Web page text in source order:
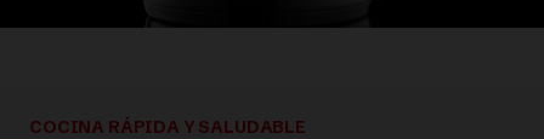
COCINA RÁPIDA Y SALUDABLE